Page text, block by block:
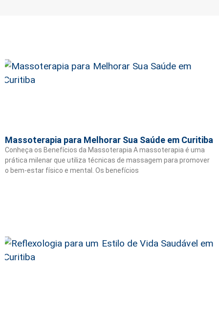
Massoterapia para Melhorar Sua Saúde em Curitiba
Conheça os Benefícios da Massoterapia A massoterapia é uma
prática milenar que utiliza técnicas de massagem para promover
o bem-estar físico e mental. Os benefícios